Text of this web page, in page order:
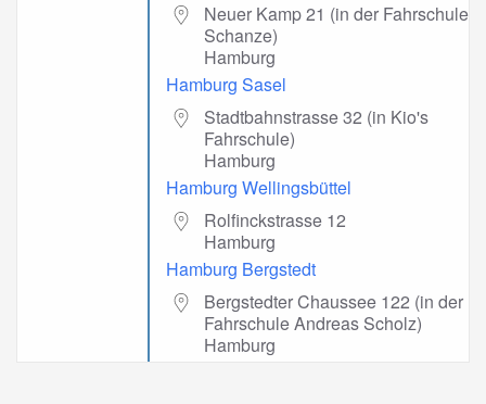
Neuer Kamp 21 (in der Fahrschule
Schanze)
Hamburg
Hamburg Sasel
Stadtbahnstrasse 32 (in Kio's
Fahrschule)
Hamburg
Hamburg Wellingsbüttel
Rolfinckstrasse 12
Hamburg
Hamburg Bergstedt
Bergstedter Chaussee 122 (in der
Fahrschule Andreas Scholz)
Hamburg